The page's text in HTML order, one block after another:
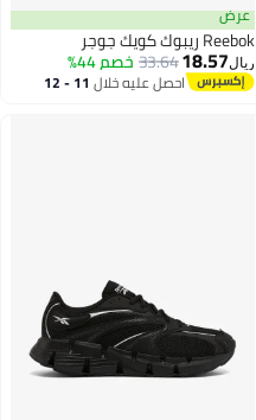
عرض
Reebok ريبوك كويك جوجر
ريال18.57
33.64خصم 44%
احصل عليه خلال 11 - 12